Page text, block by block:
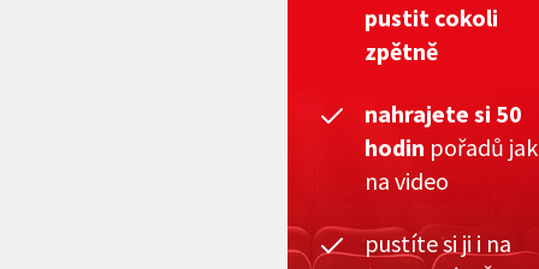
pustit cokoli
zpětně
nahrajete si 50
hodin pořadů
na video
pustíte si ji i na